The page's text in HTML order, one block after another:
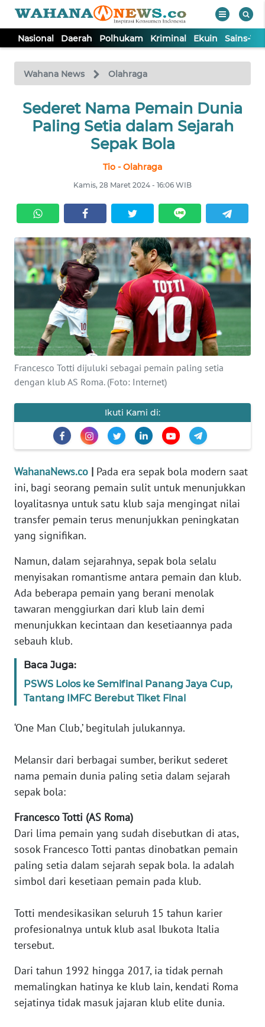
Nasional Daerah Polhukam Kriminal Ekuin Sains-
Wahana News Olahraga
Sederet Nama Pemain Dunia
Paling Setia dalam Sejarah
Sepak Bola
Tio - Olahraga
Kamis, 28 Maret 2024 - 16:06 WIB
Francesco Totti dijuluki sebagai pemain paling setia
dengan klub AS Roma. (Foto: Internet)
Ikuti Kami di:
WahanaNews.co | Pada era sepak bola modern saat
ini, bagi seorang pemain sulit untuk menunjukkan
loyalitasnya untuk satu klub saja mengingat nilai
transfer pemain terus menunjukkan peningkatan
yang signifikan.
Namun, dalam sejarahnya, sepak bola selalu
menyisakan romantisme antara pemain dan klub.
Ada beberapa pemain yang berani menolak
tawaran menggiurkan dari klub lain demi
menunjukkan kecintaan dan kesetiaannya pada
sebauh klub.
Baca Juga:
PSWS Lolos ke Semifinal Panang Jaya Cup,
Tantang IMFC Berebut Tiket Final
‘One Man Club,’ begitulah julukannya.
Melansir dari berbagai sumber, berikut sederet
nama pemain dunia paling setia dalam sejarah
sepak bola:
Francesco Totti (AS Roma)
Dari lima pemain yang sudah disebutkan di atas,
sosok Francesco Totti pantas dinobatkan pemain
paling setia dalam sejarah sepak bola. Ia adalah
simbol dari kesetiaan pemain pada klub.
Totti mendesikasikan seluruh 15 tahun karier
profesionalnya untuk klub asal Ibukota Italia
tersebut.
Dari tahun 1992 hingga 2017, ia tidak pernah
memalingkan hatinya ke klub lain, kendati Roma
sejatinya tidak masuk jajaran klub elite dunia.
TV
Tutup
NASIONAL
KRIMINAL
EKUIN
SAINS-TEKNO
KESEHATAN
INTERNASIONAL
SERBA-SERBI
PENDIDIKAN
OLAHRAGA
OPINI
EDITORIAL
Informasi
INDEKS
BERITA
INFO
IKLAN
TENTANG
KAMI
SIBER
REDAKSI
KARIR
DISCLAIMER
Wahana
Regional
WN
SUMUT
WN